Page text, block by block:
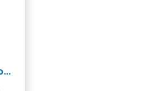
Informativo – Ações do mandato em março de 2026